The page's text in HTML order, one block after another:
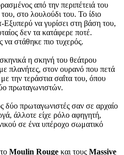
από την περιπέτειά του
στο λουλούδι του. Το ίδιο
Εξυπερύ να γυρίσει στη βάση του,
δεν τα κατάφερε ποτέ.
στάθηκε πιο τυχερός.
η σκηνή του θεάτρου
πλανήτες, στον ουρανό που πετά
την τεράστια σαΐτα του, όπου
πρωταγωνιστών.
δύο πρωταγωνιστές σαν σε αρχαίο
άλλοτε είχε ρόλο αφηγητή,
σε ένα υπέροχο σωματικό
Moulin Rouge και τους Massive